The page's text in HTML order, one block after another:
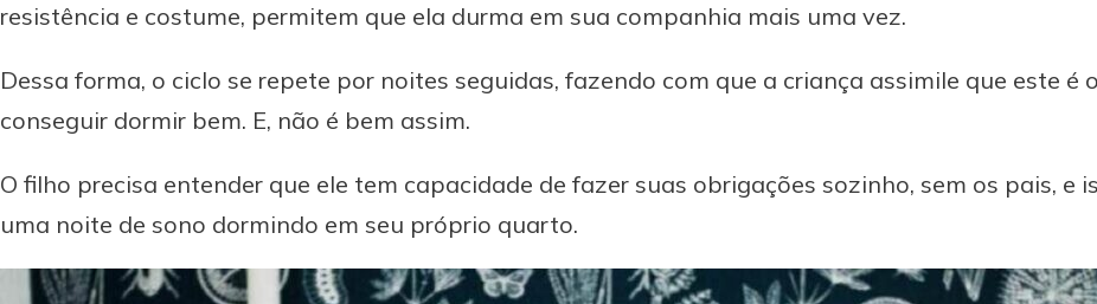
resistência e costume, permitem que ela durma em sua companhia mais uma vez.
Dessa forma, o ciclo se repete por noites seguidas, fazendo com que a criança assimile que este é
conseguir dormir bem. E, não é bem assim.
O filho precisa entender que ele tem capacidade de fazer suas obrigações sozinho, sem os pais, e
uma noite de sono dormindo em seu próprio quarto.